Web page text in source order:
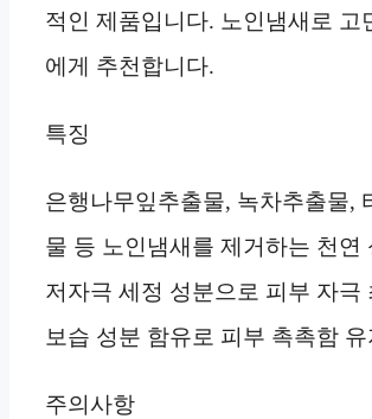
적인 제품입니다. 노인냄새로 고
에게 추천합니다.
특징
은행나무잎추출물, 녹차추출물,
물 등 노인냄새를 제거하는 천연
저자극 세정 성분으로 피부 자극
보습 성분 함유로 피부 촉촉함 유
주의사항